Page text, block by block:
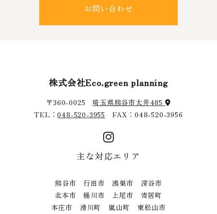
お問い合わせ
株式会社Eco.green planning
〒360-0025埼玉県熊谷市太井485
TEL：048-520-3955 FAX：048-520-3956
主な対応エリア
熊谷市 行田市 鴻巣市 深谷市
北本市 桶川市 上尾市 寄居町
本庄市 滑川町 嵐山町 東松山市